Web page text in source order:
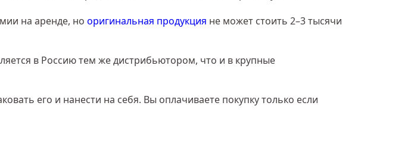
на аренде, но оригинальная продукция не может стоить 2–3 тысячи
в Россию тем же дистрибьютором, что и в крупные
его и нанести на себя. Вы оплачиваете покупку только если